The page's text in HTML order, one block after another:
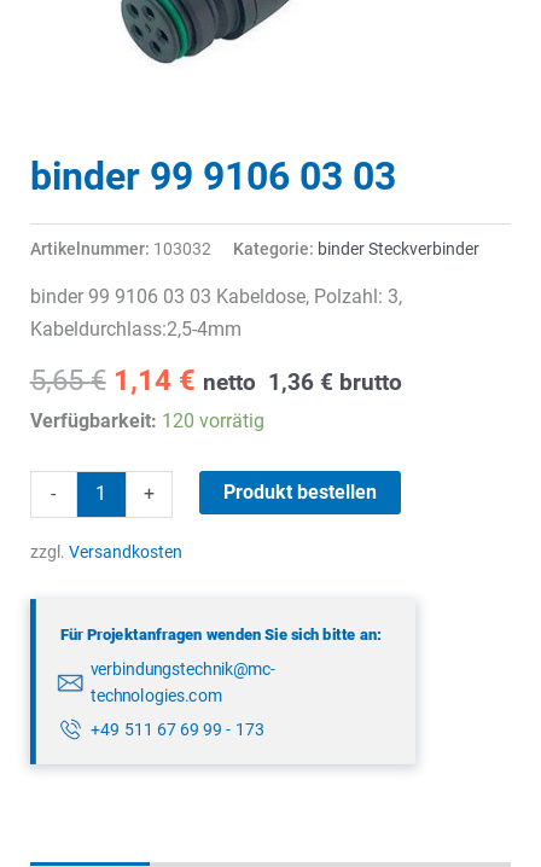
binder 99 9106 03 03
Artikelnummer: 103032 Kategorie: binder Steckverbinder
binder 99 9106 03 03 Kabeldose, Polzahl: 3,
Kabeldurchlass:2,5-4mm
5,65€ Ursprünglicher
Preis
5,65 €
1,14 €Aktueller
Preis
1,14 €.
netto 1,36 € brutto
Verfügbarkeit: 120 vorrätig
-
99
9106
+ Produkt bestellen
zzgl. Versandkosten
Für Projektanfragen wenden Sie sich bitte an:
verbindungstechnik@mc-
technologies.com
+49 511 67 69 99 - 173